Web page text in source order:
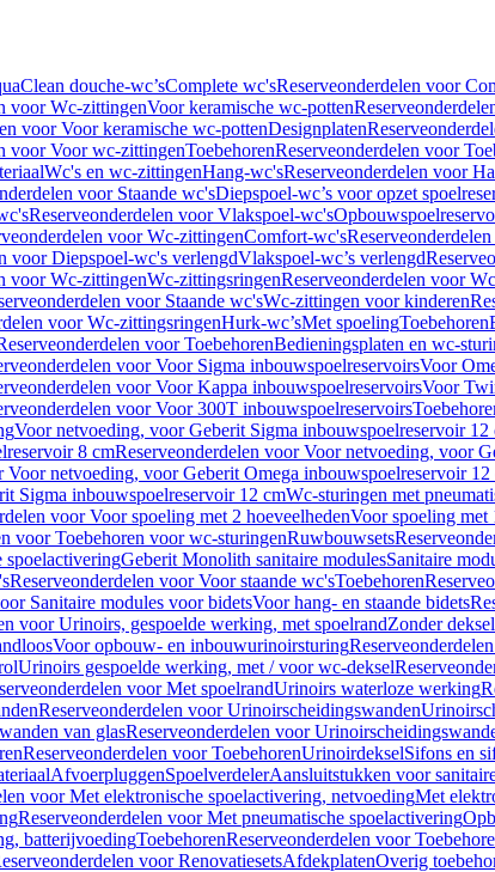
douche-wc’sComplete wc'sReserveonderdelen voor
voor Wc-zittingenVoor keramische wc-potten
voor Voor keramische wc-pottenDesignplaten
voor Voor wc-zittingenToebehorenReserveonderdelen voor
Wc's en wc-zittingenHang-wc'sReserveonderdelen voor
voor Staande wc'sDiepspoel-wc’s voor opzet
Reserveonderdelen voor Vlakspoel-wc's
voor Wc-zittingenComfort-wc's
voor Diepspoel-wc's verlengdVlakspoel-wc’s verlengd
voor Wc-zittingenWc-zittingsringenReserveonderdelen voor
voor Staande wc'sWc-zittingen voor kinderen
voor Wc-zittingsringenHurk-wc’sMet spoelingToebehoren
voor ToebehorenBedieningsplaten en wc-
voor Voor Sigma inbouwspoelreservoirsVoor
voor Voor Kappa inbouwspoelreservoirsVoor
voor Voor 300T inbouwspoelreservoirs
Voor netvoeding, voor Geberit Sigma inbouwspoelreservoir 12
8 cmReserveonderdelen voor Voor netvoeding, voor
Voor netvoeding, voor Geberit Omega inbouwspoelreservoir 12
Sigma inbouwspoelreservoir 12 cmWc-sturingen met
voor Voor spoeling met 2 hoeveelhedenVoor spoeling met
voor Toebehoren voor wc-sturingenRuwbouwsets
spoelactiveringGeberit Monolith sanitaire modulesSanitaire
Reserveonderdelen voor Voor staande wc'sToebehoren
Sanitaire modules voor bidetsVoor hang- en staande bidets
voor Urinoirs, gespoelde werking, met spoelrandZonder deksel
Voor opbouw- en inbouwurinoirsturing
Urinoirs gespoelde werking, met / voor wc-deksel
voor Met spoelrandUrinoirs waterloze werking
Reserveonderdelen voor Urinoirscheidingswanden
van glasReserveonderdelen voor
Reserveonderdelen voor ToebehorenUrinoirdekselSifons en
AfvoerpluggenSpoelverdelerAansluitstukken voor
voor Met elektronische spoelactivering, netvoedingMet
Reserveonderdelen voor Met pneumatische spoelactivering
batterijvoedingToebehorenReserveonderdelen voor
voor RenovatiesetsAfdekplatenOverig